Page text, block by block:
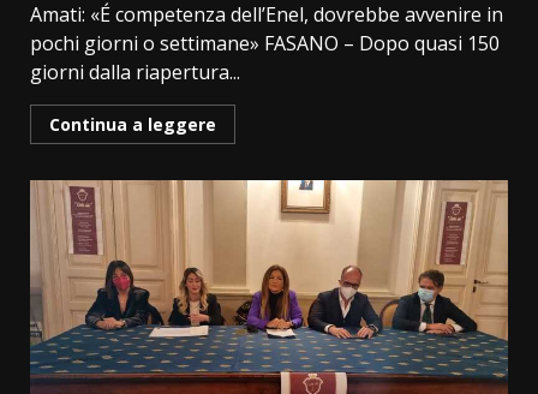
Amati: «É competenza dell’Enel, dovrebbe avvenire in
pochi giorni o settimane» FASANO – Dopo quasi 150
giorni dalla riapertura...
Continua a leggere